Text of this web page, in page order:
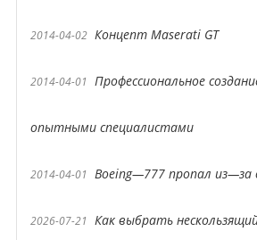
2014-04-02 Концепт Maserati GT
2014-04-01 Профессиональное
опытными специалистами
2014-04-01 Boeing—777 пропал из—за
2026-07-21 Как выбрать